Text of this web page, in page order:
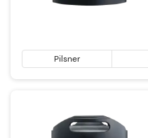
Pilsner